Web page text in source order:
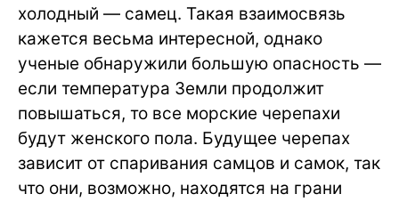
холодный — самец. Такая взаимосвязь
кажется весьма интересной, однако
ученые обнаружили большую опасность —
если температура Земли продолжит
повышаться, то все морские черепахи
будут женского пола. Будущее черепах
зависит от спаривания самцов и самок, так
что они, возможно, находятся на грани